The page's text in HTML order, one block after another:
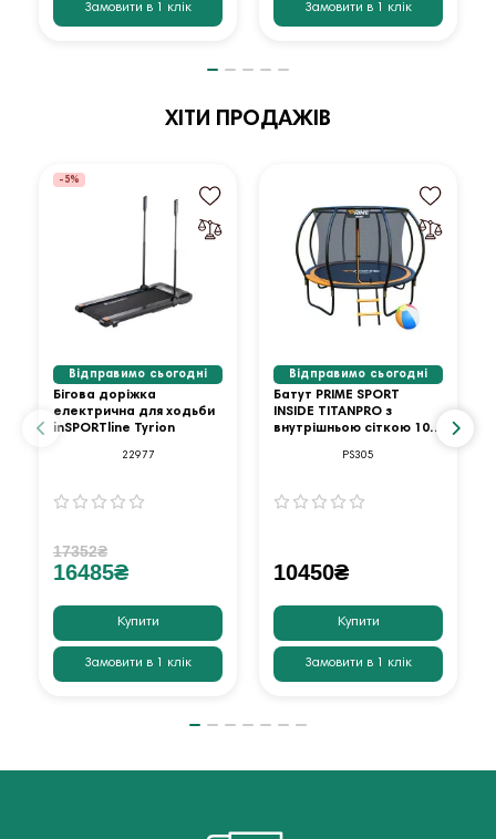
Замовити в 1 клік Замовити в 1 клік
ХІТИ ПРОДАЖІВ
-5%
Відправимо сьогодні
Бігова доріжка
електрична для ходьби
inSPORTline Tyrion
22977
17352₴
16485₴
Купити
Замовити в 1 клік
Відправимо сьогодні
Батут PRIME SPORT
INSIDE TITANPRO з
внутрішньою сіткою 10
PS305
10450₴
Купити
Замовити в 1 клік